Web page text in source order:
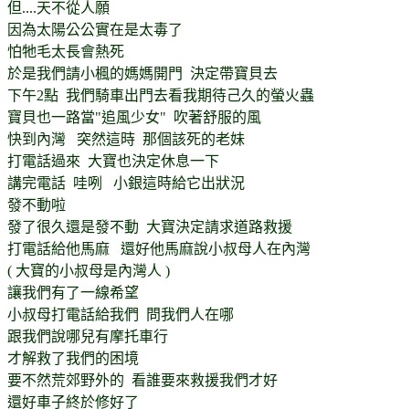
但....天不從人願
因為太陽公公實在是太毒了
怕牠毛太長會熱死
於是我們請小楓的媽媽開門 決定帶寶貝去
下午2點 我們騎車出門去看我期待己久的螢火蟲
寶貝也一路當"追風少女" 吹著舒服的風
快到內灣 突然這時 那個該死的老妹
打電話過來 大寶也決定休息一下
講完電話 哇咧 小銀這時給它出狀況
發不動啦
發了很久還是發不動 大寶決定請求道路救援
打電話給他馬麻 還好他馬麻說小叔母人在內灣
( 大寶的小叔母是內灣人 )
讓我們有了一線希望
小叔母打電話給我們 問我們人在哪
跟我們說哪兒有摩托車行
才解救了我們的困境
要不然荒郊野外的 看誰要來救援我們才好
還好車子終於修好了